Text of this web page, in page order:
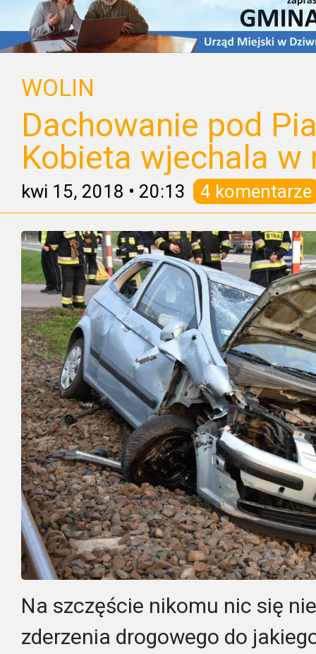
WOLIN
Dachowanie pod
Kobieta wjechala w
kwi 15, 2018 • 20:13 4 komentarze
Na szczęście nikomu nic się
zderzenia drogowego do